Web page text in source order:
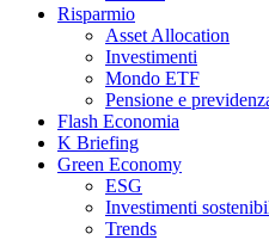
Risparmio
Asset Allocation
Investimenti
Mondo ETF
Pensione e
Flash Economia
K Briefing
Green Economy
ESG
Investimenti
Trends